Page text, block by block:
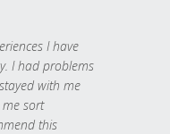
I have
I had problems
with me
sort
this